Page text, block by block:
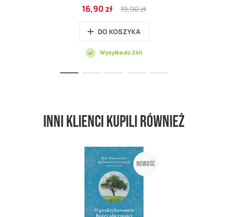
Cena
promocyjna
16,90 zł
Regular
Price
19,90 zł
DO KOSZYKA
Wysyłka do 24h
Inni klienci kupili również
Nowość